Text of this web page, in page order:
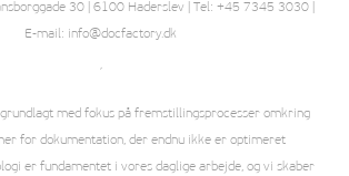
30 | 6100 Haderslev | Tel: +45 7345 3030 |
E-mail: info@docfactory.dk
med fokus på fremstillingsprocesser omkring
for dokumentation, der endnu ikke er optimeret
er fundamentet i vores daglige arbejde, og vi skaber